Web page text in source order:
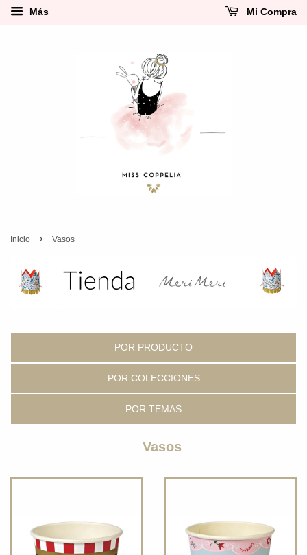
Más Mi Compra
Inicio › Vasos
POR PRODUCTO
POR COLECCIONES
POR TEMAS
Vasos